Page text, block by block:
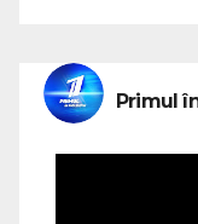
Primul